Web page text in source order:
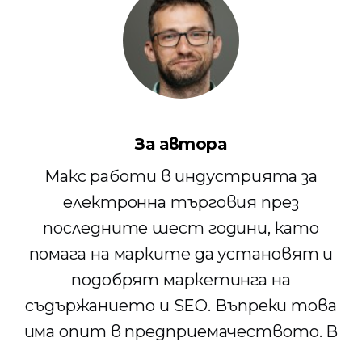
За автора
Макс работи в индустрията за
електронна търговия през
последните шест години, като
помага на марките да установят и
подобрят маркетинга на
съдържанието и SEO. Въпреки това
има опит в предприемачеството. В